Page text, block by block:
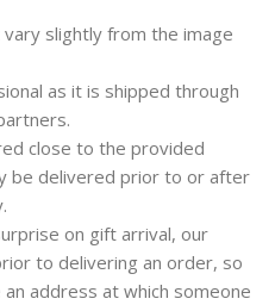
slightly from the image
as it is shipped through
close to the provided
be delivered prior to or after
on gift arrival, our
to delivering an order, so
address at which someone